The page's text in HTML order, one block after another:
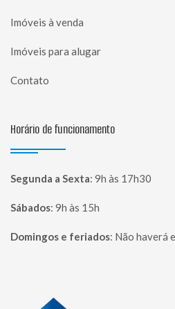
Imóveis à venda
Imóveis para alugar
Contato
Horário de funcionamento
Segunda a Sexta: 9h às 17h30
Sábados: 9h às 15h
Domingos e feriados: Não haverá